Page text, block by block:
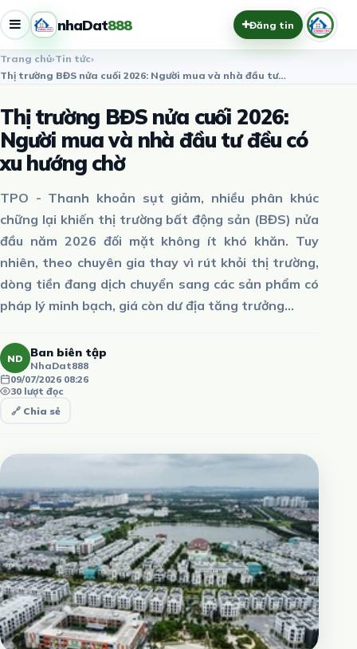
nhaDat888 Đăng tin
Trang chủ›Tin tức›
Thị trường BĐS nửa cuối 2026: Người mua và nhà đầu tư đều có…
Thị trường BĐS nửa cuối 2026:
Người mua và nhà đầu tư đều có
xu hướng chờ
TPO - Thanh khoản sụt giảm, nhiều phân khúc
chững lại khiến thị trường bất động sản (BĐS) nửa
đầu năm 2026 đối mặt không ít khó khăn. Tuy
nhiên, theo chuyên gia thay vì rút khỏi thị trường,
dòng tiền đang dịch chuyển sang các sản phẩm có
pháp lý minh bạch, giá còn dư địa tăng trưởng...
ND Ban biên tập
NhaDat888
09/07/2026 08:26
30 lượt đọc
🔗 Chia sẻ